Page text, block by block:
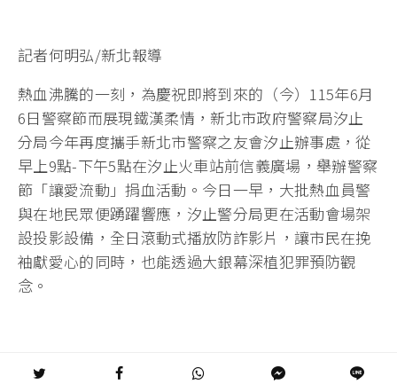
記者何明弘/新北報導
熱血沸騰的一刻，為慶祝即將到來的（今）115年6月
6日警察節而展現鐵漢柔情，新北市政府警察局汐止
分局今年再度攜手新北市警察之友會汐止辦事處，從
早上9點-下午5點在汐止火車站前信義廣場，舉辦警察
節「讓愛流動」捐血活動。今日一早，大批熱血員警
與在地民眾便踴躍響應，汐止警分局更在活動會場架
設投影設備，全日滾動式播放防詐影片，讓市民在挽
袖獻愛心的同時，也能透過大銀幕深植犯罪預防觀
念。